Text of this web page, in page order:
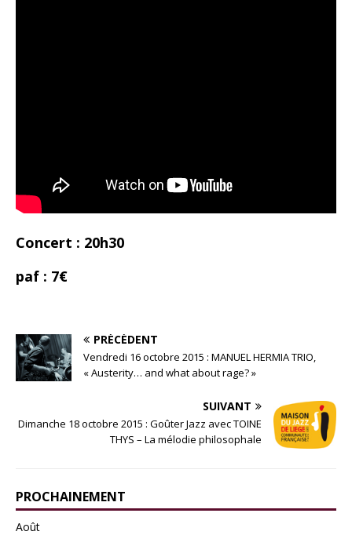
Concert : 20h30
paf : 7€
PRÉCÉDENT
Vendredi 16 octobre 2015 : MANUEL HERMIA TRIO,
« Austerity… and what about rage? »
SUIVANT
Dimanche 18 octobre 2015 : Goûter Jazz avec TOINE
THYS – La mélodie philosophale
PROCHAINEMENT
Août